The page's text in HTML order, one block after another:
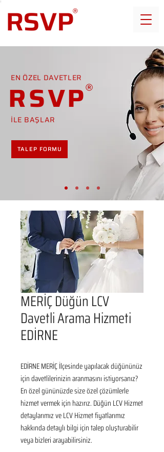
EN ÖZEL DAVETLER
RSVP
İLE BAŞLAR
TALEP FORMU
MERİÇ Düğün LCV
Davetli Arama Hizmeti
EDİRNE
EDİRNE MERİÇ İlçesinde yapılacak düğününüz
için davetlilerinizin aranmasını istiyorsanız?
En özel gününüzde size özel çözümlerle
hizmet vermek için hazırız. Düğün LCV Hizmet
detaylarımız ve LCV Hizmet fiyatlarımız
hakkında detaylı bilgi için talep oluşturabilir
veya bizleri arayabilirsiniz.